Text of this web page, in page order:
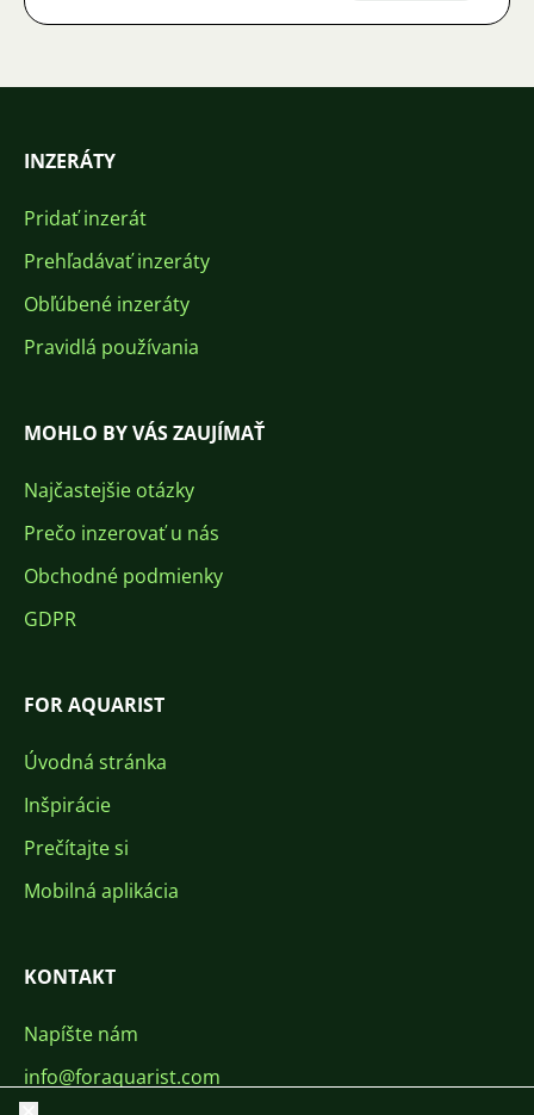
INZERÁTY
Pridať inzerát
Prehľadávať inzeráty
Obľúbené inzeráty
Pravidlá používania
MOHLO BY VÁS ZAUJÍMAŤ
Najčastejšie otázky
Prečo inzerovať u nás
Obchodné podmienky
GDPR
FOR AQUARIST
Úvodná stránka
Inšpirácie
Prečítajte si
Mobilná aplikácia
KONTAKT
Napíšte nám
info@foraquarist.com